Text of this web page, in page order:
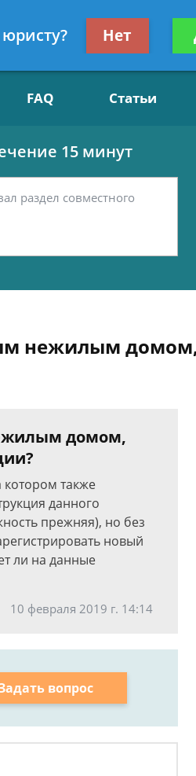
Получите
FAQ Статьи
15 минут
нежилым домом,
домом,
котором также
данного
прежняя), но без
новый
ли на данные
10 февраля 2019 г. 14:14
вопрос
Нет